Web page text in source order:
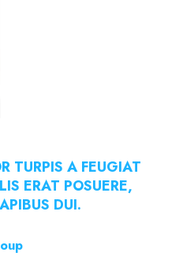
TURPIS A FEUGIAT
ERAT POSUERE,
DUI.